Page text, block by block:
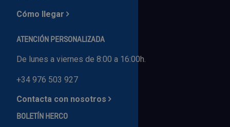
Cómo llegar
ATENCIÓN PERSONALIZADA
De lunes a viernes de 8:00 a 16:00h.
+34 976 503 927
Contacta con nosotros
BOLETÍN HERCO